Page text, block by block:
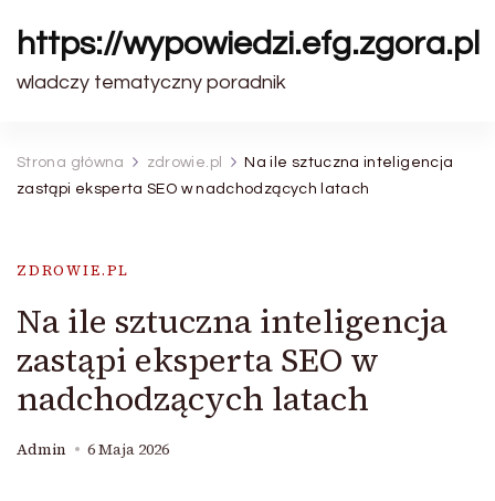
https://wypowiedzi.efg.zgora.pl
wladczy tematyczny poradnik
Strona główna zdrowie.pl
Na ile sztuczna inteligencja
zastąpi eksperta SEO w nadchodzących latach
ZDROWIE.PL
Na ile sztuczna inteligencja
zastąpi eksperta SEO w
nadchodzących latach
Admin 6 Maja 2026